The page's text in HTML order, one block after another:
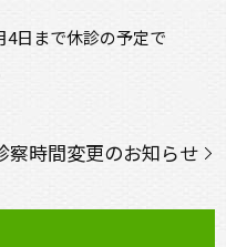
4日まで休診の予定で
察時間変更のお知らせ